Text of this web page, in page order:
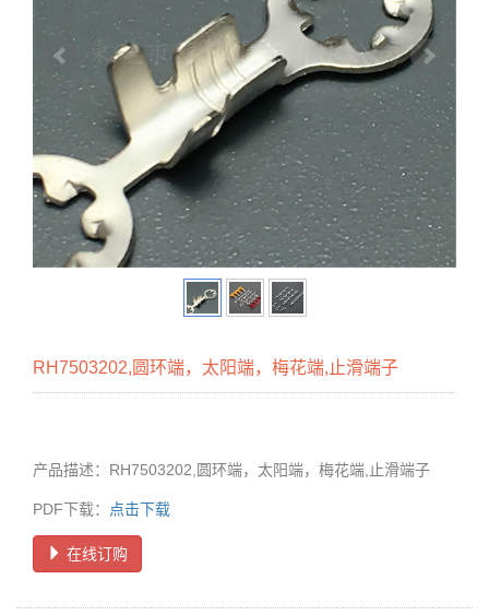
RH7503202,圆环端，太阳端，梅花端,止滑端子
产品描述：RH7503202,圆环端，太阳端，梅花端,止滑端子
PDF下载： 点击下载
在线订购